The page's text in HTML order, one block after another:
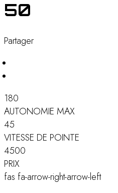
50
Partager
180
AUTONOMIE MAX
45
VITESSE DE POINTE
4500
PRIX
fas fa-arrow-right-arrow-left